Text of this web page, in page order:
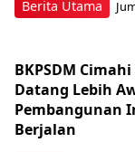
Berita Utama
BKPSDM
Datang Lebih
Pembangunan
Berjalan